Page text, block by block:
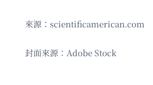
來源：scientificamerican.com
封面來源：Adobe Stock